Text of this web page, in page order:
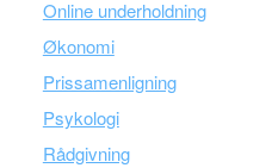
Online underholdning
Økonomi
Prissamenligning
Psykologi
Rådgivning